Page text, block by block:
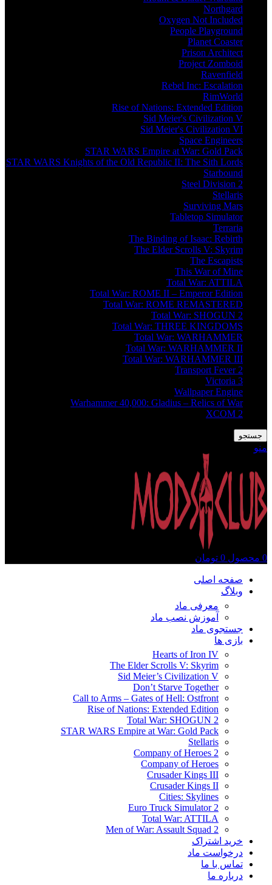
Northgard
Oxygen Not Included
People Playground
Planet Coaster
Prison Architect
Project Zomboid
Ravenfield
Rebel Inc: Escalation
RimWorld
Rise of Nations: Extended Edition
Sid Meier's Civilization V
Sid Meier's Civilization VI
Space Engineers
STAR WARS Empire at War: Gold Pack
STAR WARS Knights of the Old Republic II: The Sith Lords
Starbound
Steel Division 2
Stellaris
Surviving Mars
Tabletop Simulator
Terraria
The Binding of Isaac: Rebirth
The Elder Scrolls V: Skyrim
The Escapists
This War of Mine
Total War: ATTILA
Total War: ROME II – Emperor Edition
Total War: ROME REMASTERED
Total War: SHOGUN 2
Total War: THREE KINGDOMS
Total War: WARHAMMER
Total War: WARHAMMER II
Total War: WARHAMMER III
Transport Fever 2
Victoria 3
Wallpaper Engine
Warhammer 40,000: Gladius – Relics of War
XCOM 2
جستجو
منو
0 محصول 0 تومان
صفحه اصلی
وبلاگ
معرفی ماد
آموزش نصب ماد
جستجوی ماد
بازی ها
Hearts of Iron IV
The Elder Scrolls V: Skyrim
Sid Meier’s Civilization V
Don’t Starve Together
Call to Arms – Gates of Hell: Ostfront
Rise of Nations: Extended Edition
Total War: SHOGUN 2
STAR WARS Empire at War: Gold Pack
Stellaris
Company of Heroes 2
Company of Heroes
Crusader Kings III
Crusader Kings II
Cities: Skylines
Euro Truck Simulator 2
Total War: ATTILA
Men of War: Assault Squad 2
خرید اشتراک
درخواست ماد
تماس با ما
درباره ما